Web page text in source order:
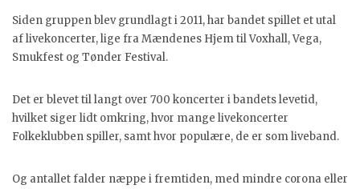
Siden gruppen blev grundlagt i 2011, har bandet spillet et utal
af livekoncerter, lige fra Mændenes Hjem til Voxhall, Vega,
Smukfest og Tønder Festival.
Det er blevet til langt over 700 koncerter i bandets levetid,
hvilket siger lidt omkring, hvor mange livekoncerter
Folkeklubben spiller, samt hvor populære, de er som liveband.
Og antallet falder næppe i fremtiden, med mindre corona eller